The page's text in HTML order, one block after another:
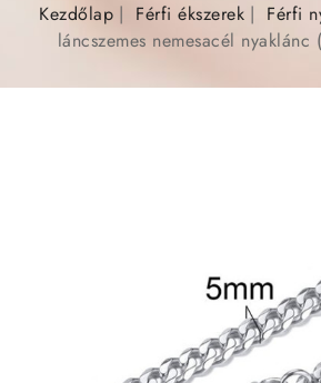
Kezdőlap Férfi ékszerek Férfi
láncszemes nemesacél